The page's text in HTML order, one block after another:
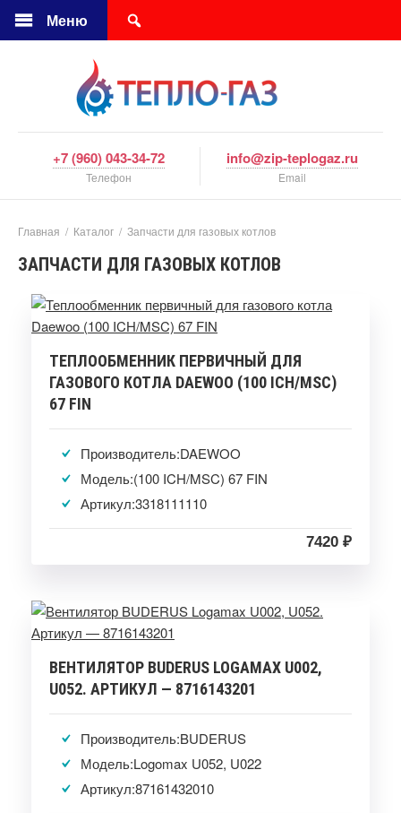
Меню
+7 (960) 043-34-72
Телефон
info@zip-teplogaz.ru
Email
Главная / Каталог / Запчасти для газовых котлов
ЗАПЧАСТИ ДЛЯ ГАЗОВЫХ КОТЛОВ
ТЕПЛООБМЕННИК ПЕРВИЧНЫЙ ДЛЯ
ГАЗОВОГО КОТЛА DAEWOO (100 ICH/MSC)
67 FIN
Производитель:DAEWOO
Модель:(100 ICH/MSC) 67 FIN
Артикул:3318111110
7420 ₽
ВЕНТИЛЯТОР BUDERUS LOGAMAX U002,
U052. АРТИКУЛ — 8716143201
Производитель:BUDERUS
Модель:Logomax U052, U022
Артикул:87161432010